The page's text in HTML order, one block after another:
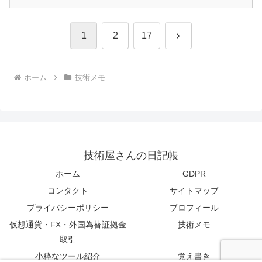
1 2 17 次
ホーム 技術メモ
技術屋さんの日記帳
ホーム
GDPR
コンタクト
サイトマップ
プライバシーポリシー
プロフィール
仮想通貨・FX・外国為替証拠金
取引
技術メモ
小粋なツール紹介 覚え書き